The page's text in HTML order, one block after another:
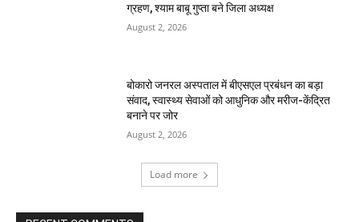
ग्रहण, श्याम बाबू गुप्ता बने जिला अध्यक्ष
August 2, 2026
बोकारो जनरल अस्पताल में बीएसएल प्रबंधन का बड़ा
संवाद, स्वास्थ्य सेवाओं को आधुनिक और मरीज-केंद्रित
बनाने पर जोर
August 2, 2026
Load more